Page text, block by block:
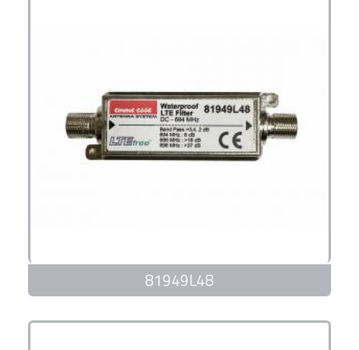
81949L48